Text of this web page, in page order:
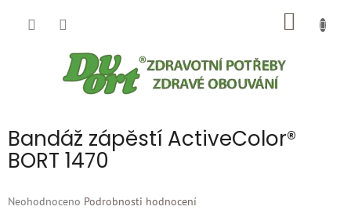
Bandáž zápěstí ActiveColor®
BORT 1470
Průměrné
Neohodnoceno Podrobnosti hodnocení